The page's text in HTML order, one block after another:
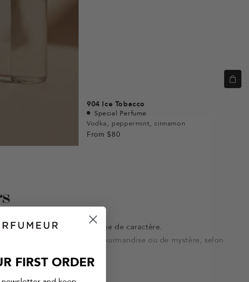
904 Ice Tobacco
Special Perfume
Vodka, peppermint, cinnamon
From $80
signature olfactive pleine de caractère.
de sensualité, de gourmandise ou de mystère, selon
FIRST ORDER